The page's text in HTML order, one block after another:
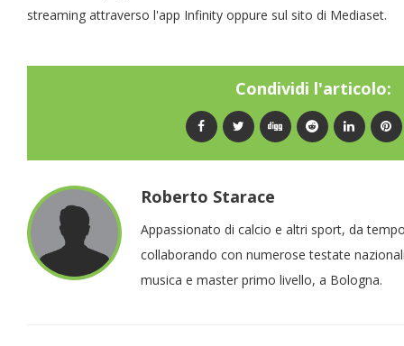
streaming attraverso l'app Infinity oppure sul sito di Mediaset.
Condividi l'articolo:
Roberto Starace
Appassionato di calcio e altri sport, da
collaborando con numerose testate
musica e master primo livello, a Bologna.